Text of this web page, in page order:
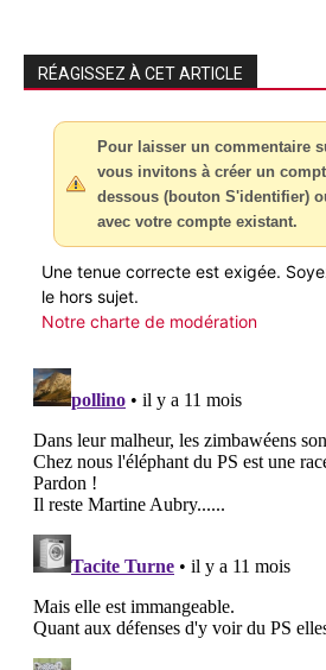
RÉAGISSEZ À CET ARTICLE
Pour laisser un commentaire
vous invitons à créer un
dessous (bouton S'identifier)
avec votre compte existant.
Une tenue correcte est exigée.
le hors sujet.
Notre charte de modération